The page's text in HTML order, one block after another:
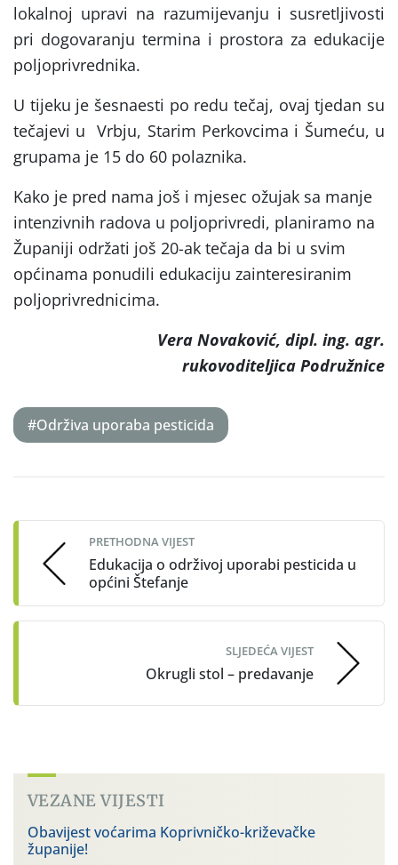
lokalnoj upravi na razumijevanju i susretljivosti
pri dogovaranju termina i prostora za edukacije
poljoprivrednika.
U tijeku je šesnaesti po redu tečaj, ovaj tjedan su
tečajevi u Vrbju, Starim Perkovcima i Šumeću, u
grupama je 15 do 60 polaznika.
Kako je pred nama još i mjesec ožujak sa manje
intenzivnih radova u poljoprivredi, planiramo na
Županiji održati još 20-ak tečaja da bi u svim
općinama ponudili edukaciju zainteresiranim
poljoprivrednicima.
Vera Novaković, dipl. ing. agr.
rukovoditeljica Podružnice
#Održiva uporaba pesticida
navigation
PRETHODNA VIJEST
Edukacija o održivoj uporabi pesticida u
općini Štefanje
SLJEDEĆA VIJEST
Okrugli stol – predavanje
VEZANE VIJESTI
Obavijest voćarima Koprivničko-križevačke
županije!